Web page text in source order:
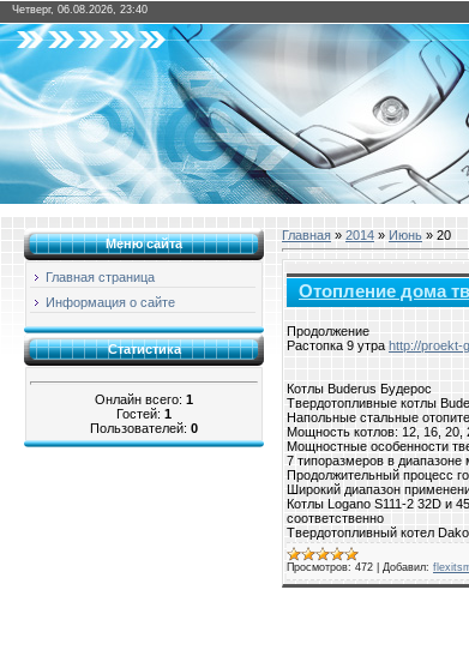
Четверг, 06.08.2026, 23:40
Меню сайта
Главная страница
Информация о сайте
Статистика
Онлайн всего: 1
Гостей: 1
Пользователей: 0
Главная » 2014 » Июнь » 20
Отопление дома
Продолжение
Растопка 9 утра http://proekt-
Котлы Buderus Будерос
Твердотопливные котлы
Напольные стальные
Мощность котлов: 12, 16, 20,
Мощностные особенности
7 типоразмеров в диапазоне
Продолжительный процесс
Широкий диапазон
Котлы Logano S111-2 32D и
соответственно
Твердотопливный котел
Просмотров: 472 Добавил: